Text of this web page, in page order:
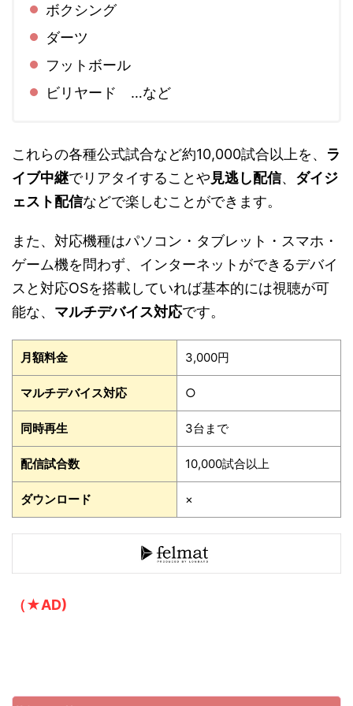
ボクシング
ダーツ
フットボール
ビリヤード …など
これらの各種公式試合など約10,000試合以上を、 ラ
イブ中継でリアタイすることや見逃し配信、 ダイジ
ェスト配信などで楽しむことができます。
また、対応機種はパソコン・タブレット・スマホ・
ゲーム機を問わず、インターネットができるデバイ
スと対応OSを搭載していれば基本的には視聴が可
能な、 マルチデバイス対応です。
月額料金 3,000円
マルチデバイス対応 ○
同時再生 3台まで
配信試合数 10,000試合以上
ダウンロード ×
（★AD)